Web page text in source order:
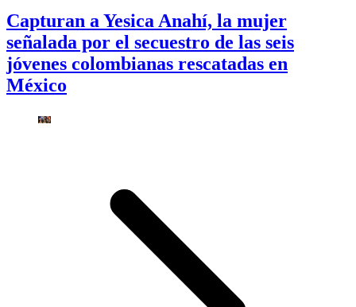
Capturan a Yesica Anahí, la mujer
señalada por el secuestro de las seis
jóvenes colombianas rescatadas en
México